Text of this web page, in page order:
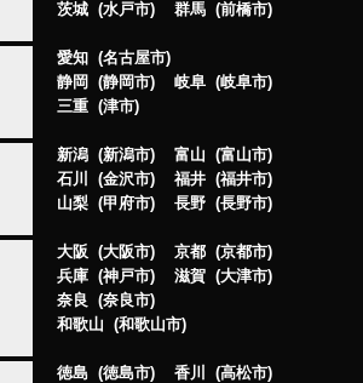
茨城
水戸市 群馬 前橋市
愛知
名古屋市
静岡
静岡市 岐阜
岐阜市
三重
津市
新潟 新潟市 富山
富山市
石川
金沢市 福井
福井市
山梨
甲府市 長野 長野市
大阪 大阪市 京都
京都市
兵庫
神戸市 滋賀
大津市
奈良
奈良市
和歌山
和歌山市
徳島 徳島市 香川
高松市